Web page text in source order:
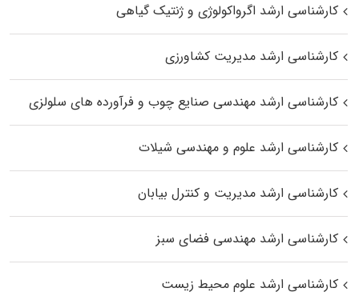
کارشناسی ارشد اگرواکولوژی و ژنتیک گیاهی
کارشناسی ارشد مدیریت کشاورزی
کارشناسی ارشد مهندسی صنایع چوب و فرآورده‌ های سلولزی
کارشناسی ارشد علوم و مهندسی شیلات
کارشناسی ارشد مدیریت و کنترل بیابان
کارشناسی ارشد مهندسی فضای سبز
کارشناسی ارشد علوم محیط‌ زیست